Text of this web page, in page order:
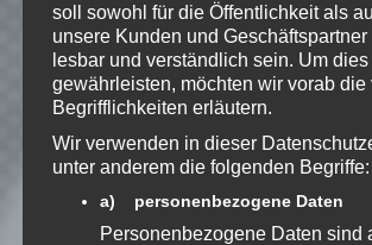
nachfolgende Kommentare via
Mail.
Benachrichtige mich über neue
Beiträge via E-Mail.
soll sowohl für die Öffentlichkeit als
unsere Kunden und Geschäftspartner
lesbar und verständlich sein. Um dies
gewährleisten, möchten wir vorab die
Begrifflichkeiten erläutern.
Wir verwenden in dieser
unter anderem die folgenden Begriffe:
a) personenbezogene Daten
Personenbezogene Daten sind